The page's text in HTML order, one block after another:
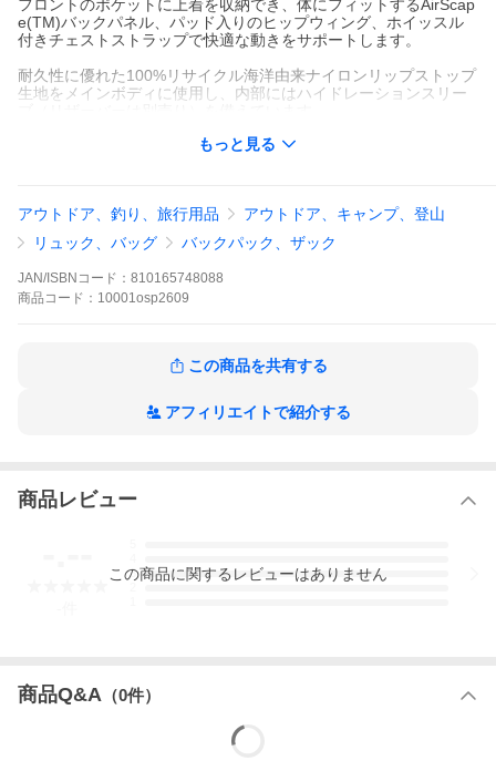
フロントのポケットに上着を収納でき、体にフィットするAirScap
e(TM)バックパネル、パッド入りのヒップウィング、ホイッスル
付きチェストストラップで快適な動きをサポートします。
耐久性に優れた100%リサイクル海洋由来ナイロンリップストップ
生地をメインボディに使用し、内部にはハイドレーションスリー
セス
◇ 前面のポケットは、上着やその他のすぐに取り出したいものを
収納するのに便利です。
◇ パッド入りのヒップウィングが付いたウェビングヒップベルト
◇ ホース配線ポートとハイドレーションリザーバーを簡単に吊り
下げられるハイドラクリップを備えた内部スリーブ
◇ 上部前面パネルにあるキーホルダー付きファスナーポケット
キングポールのハンドルを固定します。
安全ホイッスル付きチェストストラップ、パッド入りヒップウィ
ング付きウェビングヒップベルト、フロントの小物入れポケッ
もっと見る
アウトドア、釣り、旅行用品
アウトドア、キャンプ、登山
リュック、バッグ
バックパック、ザック
JAN/ISBNコード： 810165748088
商品 コード： 10001osp2609
この商品を共有する
アフィリエイトで紹介する
商品レビュー
3
この商品に関するレビューはありません
商品Q&A （0件）